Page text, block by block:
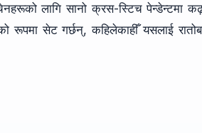
लागि सानो क्रस-स्टिच पेन्डेन्टमा
रूपमा सेट गर्छन्, कहिलेकाहीँ यसलाई